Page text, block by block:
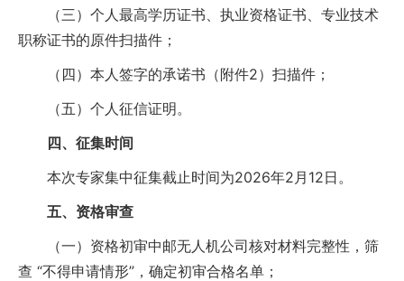
（三）个人最高学历证书、执业资格证书、专业技术
职称证书的原件扫描件；
（四）本人签字的承诺书（附件2）扫描件；
（五）个人征信证明。
四、征集时间
本次专家集中征集截止时间为2026年2月12日。
五、资格审查
（一）资格初审中邮无人机公司核对材料完整性，筛
查 “不得申请情形”，确定初审合格名单；